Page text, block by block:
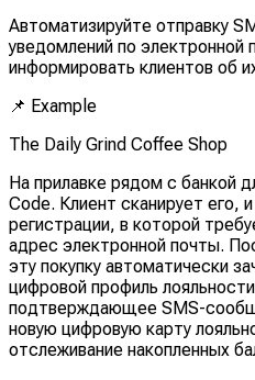
Автоматизируйте отправку
уведомлений по электронной
информировать клиентов об
📌 Example
The Daily Grind Coffee Shop
На прилавке рядом с банкой
Code. Клиент сканирует его,
регистрации, в которой
адрес электронной почты.
эту покупку автоматически
цифровой профиль
подтверждающее SMS-
новую цифровую карту
отслеживание накопленных